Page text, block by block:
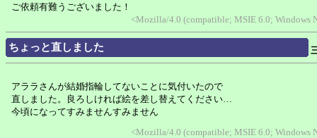
ご依頼有難うございました！
<Mozilla/4.0 (compatible; MSIE 6.0; Windows
ちょっと直しました
アララさんが結婚指輪してないことに気付いたので
直しました。良ろしければ絵を差し替えてください…
今頃になってすみませんすみません
<Mozilla/4.0 (compatible; MSIE 6.0; Windows